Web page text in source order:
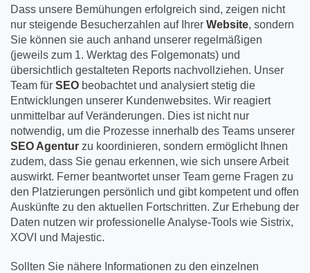
Dass unsere Bemühungen erfolgreich sind, zeigen nicht
nur steigende Besucherzahlen auf Ihrer Website, sondern
Sie können sie auch anhand unserer regelmäßigen
(jeweils zum 1. Werktag des Folgemonats) und
übersichtlich gestalteten Reports nachvollziehen. Unser
Team für SEO beobachtet und analysiert stetig die
Entwicklungen unserer Kundenwebsites. Wir reagiert
unmittelbar auf Veränderungen. Dies ist nicht nur
notwendig, um die Prozesse innerhalb des Teams unserer
SEO Agentur zu koordinieren, sondern ermöglicht Ihnen
zudem, dass Sie genau erkennen, wie sich unsere Arbeit
auswirkt. Ferner beantwortet unser Team gerne Fragen zu
den Platzierungen persönlich und gibt kompetent und offen
Auskünfte zu den aktuellen Fortschritten. Zur Erhebung der
Daten nutzen wir professionelle Analyse-Tools wie Sistrix,
XOVI und Majestic.
Sollten Sie nähere Informationen zu den einzelnen